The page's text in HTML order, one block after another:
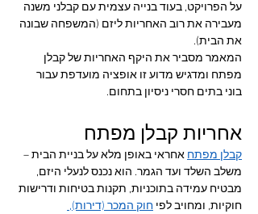
על הפרויקט, בעוד בנייה עצמית עם קבלני משנה
מעבירה את רוב האחריות ליזם (המשפחה שבונה
את הבית).
המאמר מסביר את היקף האחריות של קבלן
מפתח ומדגיש מדוע זו אופציה מועדפת עבור
בוני בתים חסרי ניסיון בתחום.
אחריות קבלן מפתח
קבלן מפתח אחראי באופן מלא על בניית הבית –
משלב השלד ועד הגמר. הוא נכנס לנעלי היזם,
מבטיח עמידה בתוכניות, תקנות בטיחות ודרישות
חוקיות, ומחויב לפי חוק המכר (דירות),